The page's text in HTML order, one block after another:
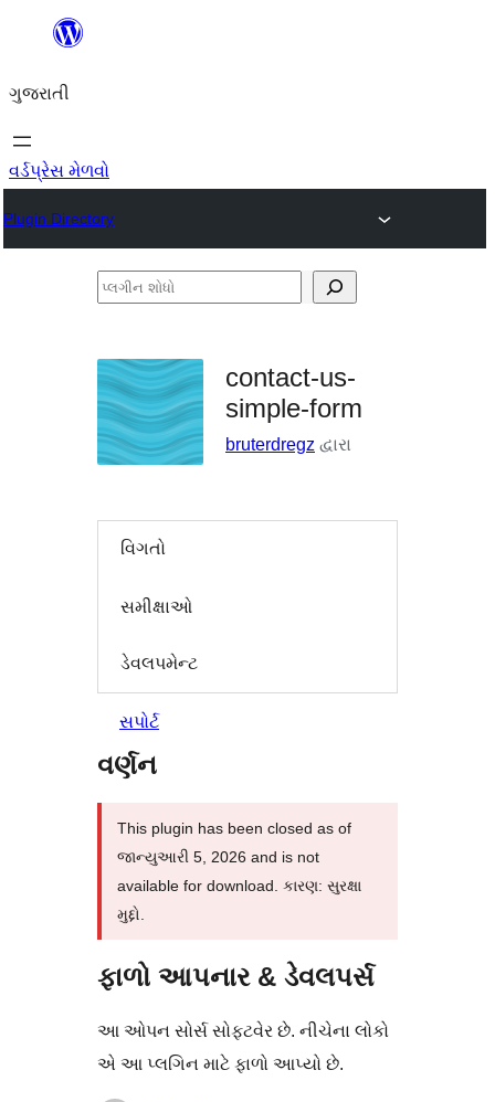
કંટેન્ટ(લખાણ)
જાઓ
ગુજરાતી
વર્ડપ્રેસ મેળવો
Plugin Directory
પ્લગીન
contact-us-
simple-form
bruterdregz દ્વારા
વિગતો
સમીક્ષાઓ
ડેવલપમેન્ટ
સપોર્ટ
વર્ણન
This plugin has been closed as of
જાન્યુઆરી 5, 2026 and is not
available for download. કારણ: સુરક્ષા
મુદ્દો.
ફાળો આપનાર & ડેવલપર્સ
આ ઓપન સોર્સ સોફ્ટવેર છે. નીચેના લોકો
એ આ પ્લગિન માટે ફાળો આપ્યો છે.